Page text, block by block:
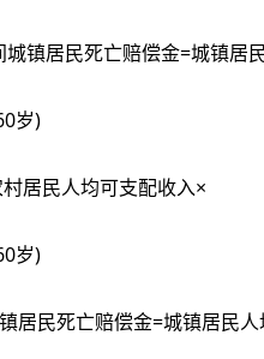
镇居民死亡赔偿金=城镇居
岁)
居民人均可支配收入×
岁)
居民死亡赔偿金=城镇居民